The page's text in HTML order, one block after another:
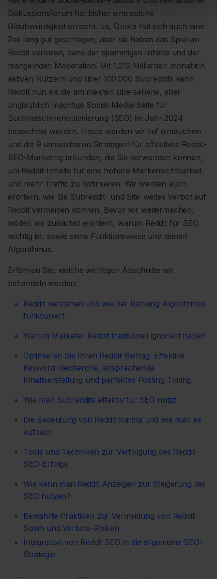
Diskussionsforum hat bisher eine solche
Glaubwürdigkeit erreicht. Ja, Quora hat sich auch eine
Zeit lang gut geschlagen, aber sie haben das Spiel an
Reddit verloren, dank der spammigen Inhalte und der
mangelnden Moderation. Mit 1,212 Milliarden monatlich
aktiven Nutzern und über 100.000 Subreddits kann
Reddit nun als die am meisten übersehene, aber
unglaublich mächtige Social-Media-Seite für
Suchmaschinenoptimierung (SEO) im Jahr 2024
bezeichnet werden. Heute werden wir tief eintauchen
und die 9 umsetzbaren Strategien für effektives Reddit-
SEO-Marketing erkunden, die Sie verwenden können,
um Reddit-Inhalte für eine höhere Markensichtbarkeit
und mehr Traffic zu optimieren. Wir werden auch
erörtern, wie Sie Subreddit- und Site-weites Verbot auf
Reddit vermeiden können. Bevor wir weitermachen,
wollen wir zunächst erörtern, warum Reddit für SEO
wichtig ist, sowie seine Funktionsweise und seinen
Algorithmus.
Erfahren Sie, welche wichtigen Abschnitte wir
behandeln werden:
Reddit verstehen und wie der Ranking-Algorithmus
funktioniert
Warum Marketer Reddit traditionell ignoriert haben
Optimieren Sie Ihren Reddit-Beitrag: Effektive
Keyword-Recherche, ansprechende
Inhaltserstellung und perfektes Posting-Timing.
Wie man Subreddits effektiv für SEO nutzt
Die Bedeutung von Reddit Karma und wie man es
aufbaut
Tools und Techniken zur Verfolgung des Reddit-
SEO-Erfolgs
Wie kann man Reddit-Anzeigen zur Steigerung der
SEO nutzen?
Bewährte Praktiken zur Vermeidung von Reddit-
Spam und Verbots-Risiken
Integration von Reddit SEO in die allgemeine SEO-
Strategie